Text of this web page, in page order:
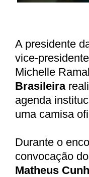
A presidente
vice-
Michelle
Brasileira
agenda
uma camisa
Durante o
convocação
Matheus